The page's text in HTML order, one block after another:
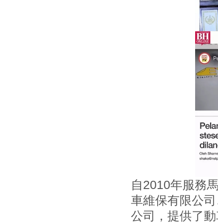
自2010年服務
車維保有限公
公司，提供了